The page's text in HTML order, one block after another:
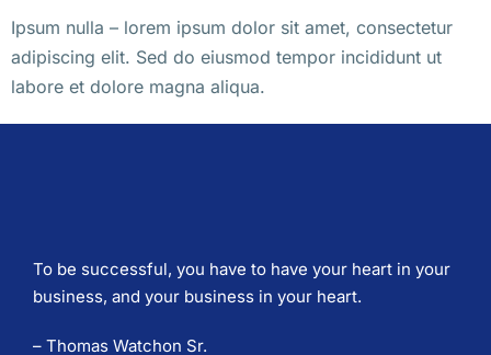
Ipsum nulla – lorem ipsum dolor sit amet, consectetur
adipiscing elit. Sed do eiusmod tempor incididunt ut
labore et dolore magna aliqua.
To be successful, you have to have your heart in your
business, and your business in your heart.
– Thomas Watchon Sr.